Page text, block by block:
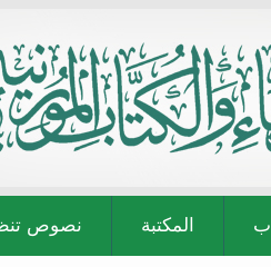
المكتبة نصوص